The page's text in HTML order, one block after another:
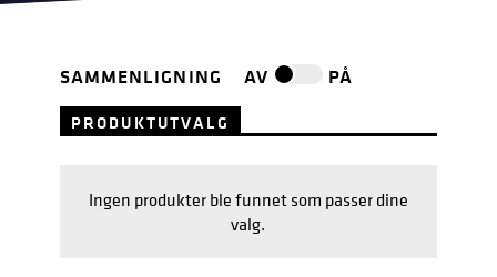
PRODUKTUTVALG
SAMMENLIGNING AV PÅ
Ingen produkter ble funnet som passer dine
valg.